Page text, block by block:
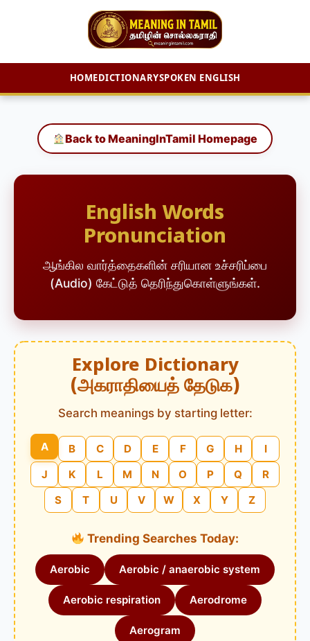
HOMEDICTIONARYSPOKEN ENGLISH
content
Back to MeaningInTamil Homepage
English Words
Pronunciation
ஆங்கில வார்த்தைகளின் சரியான உச்சரிப்பை
(Audio) கேட்டுத் தெரிந்துகொள்ளுங்கள்.
Explore Dictionary
(அகராதியைத் தேடுக)
Search meanings by starting letter:
A B C D E F G H
I
J
K L M N O P Q
R
S
T U V W X Y Z
Trending Searches Today:
Aerobic Aerobic / anaerobic system
Aerobic respiration Aerodrome
Aerogram